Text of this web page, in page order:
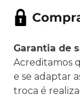
Garantia de
Acreditamos
e se adaptar
troca é